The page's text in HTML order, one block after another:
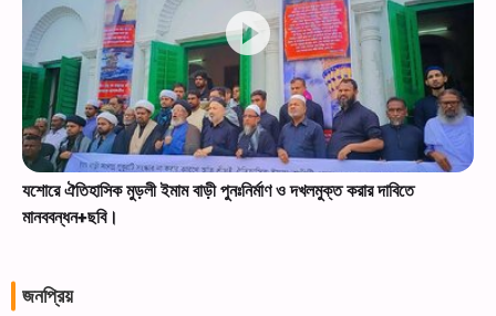
যশোরে ঐতিহাসিক মুড়লী ইমাম বাড়ী পুনঃনির্মাণ ও দখলমুক্ত করার দাবিতে
মানববন্ধন+ছবি।
জনপ্রিয়